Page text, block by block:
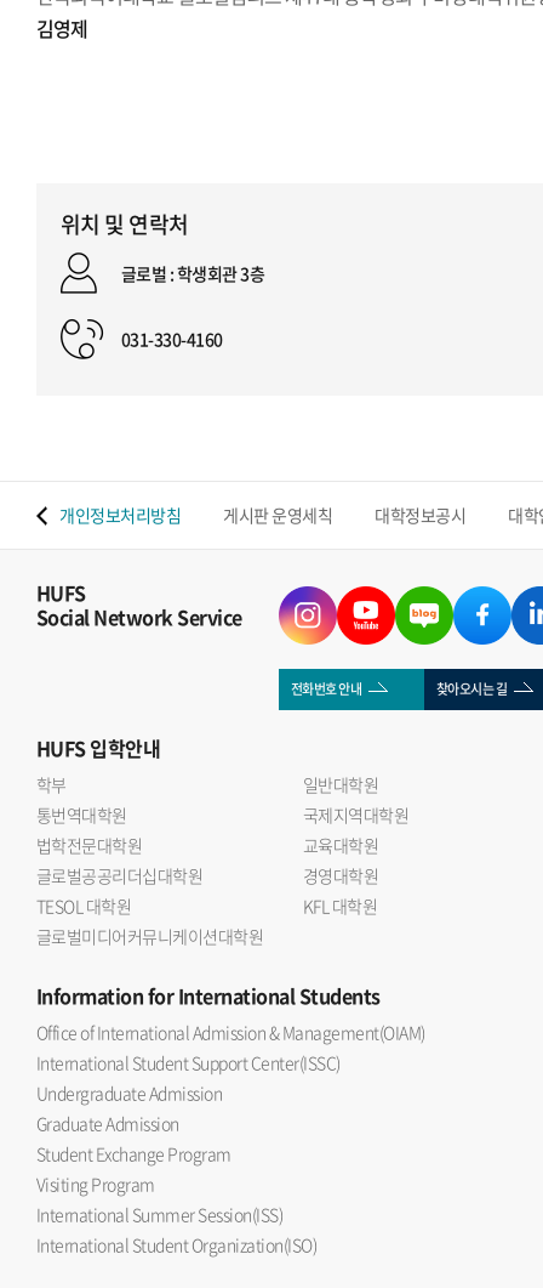
김영제
위치 및 연락처
글로벌 : 학생회관 3층
031-330-4160
개인정보처리방침 게시판 운영세칙 대학정보공시 대
HUFS
Social Network Service
전화번호 안내 찾아오시는 길
HUFS입학안내
학부
일반대학원
통번역대학원
국제지역대학원
법학전문대학원
교육대학원
글로벌공공리더십대학원
경영대학원
TESOL 대학원
KFL 대학원
글로벌미디어커뮤니케이션대학원
Informationfor International Students
Office of International Admission & Management(OIAM)
International Student Support Center(ISSC)
Undergraduate Admission
Graduate Admission
Student Exchange Program
Visiting Program
International Summer Session(ISS)
International Student Organization(ISO)